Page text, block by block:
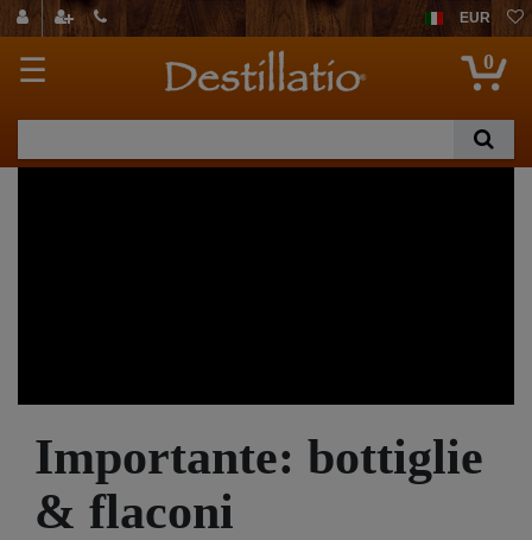
EUR
☰ 0
Importante: bottiglie
& flaconi